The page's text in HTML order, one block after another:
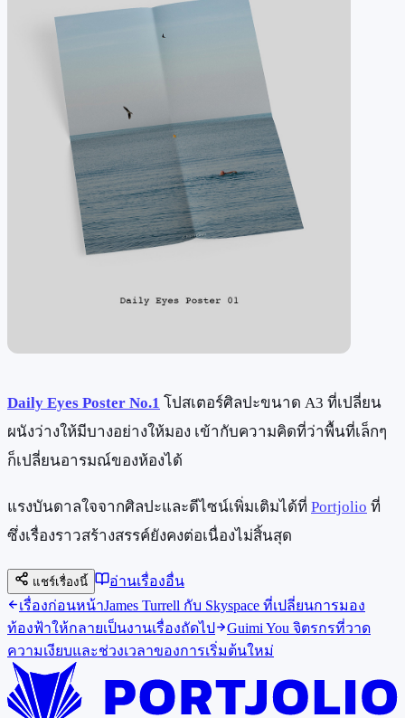
Daily Eyes Poster No.1 โปสเตอร์ศิลปะขนาด A3 ที่เปลี่ยน
ผนังว่างให้มีบางอย่างให้มอง เข้ากับความคิดที่ว่าพื้นที่เล็กๆ
ก็เปลี่ยนอารมณ์ของห้องได้
แรงบันดาลใจจากศิลปะและดีไซน์เพิ่มเติมได้ที่ Portjolio ที่
ซึ่งเรื่องราวสร้างสรรค์ยังคงต่อเนื่องไม่สิ้นสุด
แชร์เรื่องนี้
อ่านเรื่องอื่น
เรื่องก่อนหน้าJames Turrell กับ Skyspace ที่เปลี่ยนการมอง
ท้องฟ้าให้กลายเป็นงานเรื่องถัดไป
Guimi You จิตรกรที่วาด
ความเงียบและช่วงเวลาของการเริ่มต้นใหม่